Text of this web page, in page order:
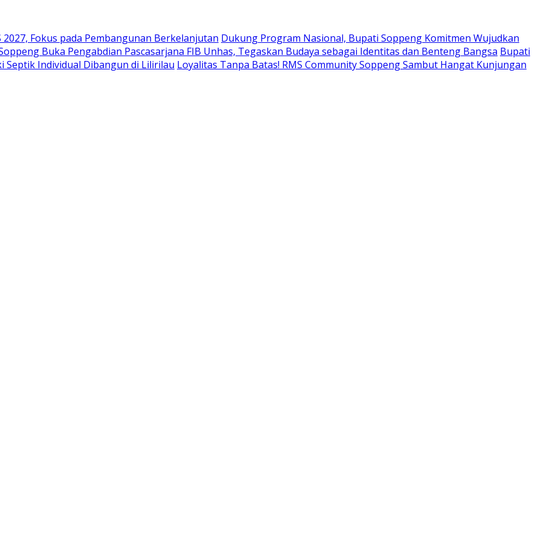
2027, Fokus pada Pembangunan Berkelanjutan Dukung Program Nasional, Bupati Soppeng Komitmen Wujudkan
Buka Pengabdian Pascasarjana FIB Unhas, Tegaskan Budaya sebagai Identitas dan Benteng Bangsa Bupati
Septik Individual Dibangun di Lilirilau Loyalitas Tanpa Batas! RMS Community Soppeng Sambut Hangat Kunjungan